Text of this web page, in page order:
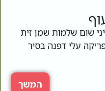
שום שלמות שמן זית
עלי דפנה בסיר
המשך